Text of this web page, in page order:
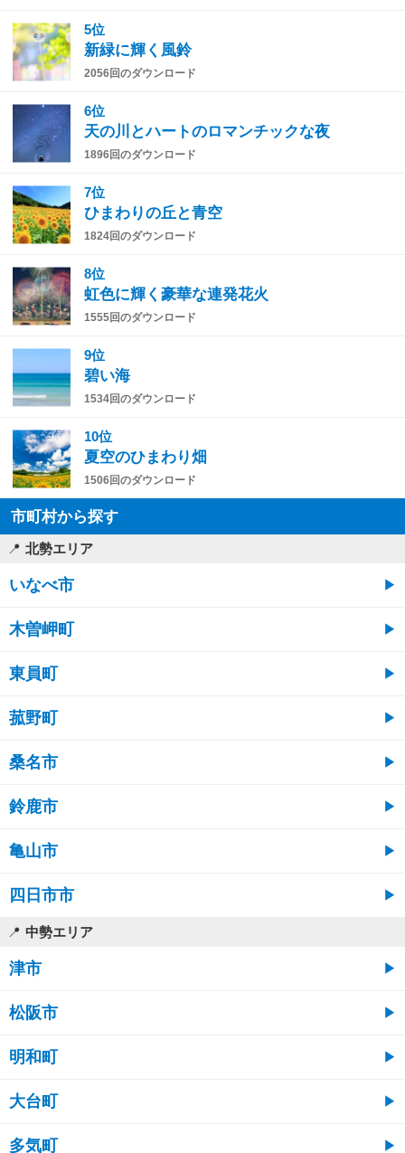
5位
新緑に輝く風鈴
2056回のダウンロード
6位
天の川とハートのロマンチックな夜
1896回のダウンロード
7位
ひまわりの丘と青空
1824回のダウンロード
8位
虹色に輝く豪華な連発花火
1555回のダウンロード
9位
碧い海
1534回のダウンロード
10位
夏空のひまわり畑
1506回のダウンロード
市町村から探す
北勢エリア
いなべ市
木曽岬町
東員町
菰野町
桑名市
鈴鹿市
亀山市
四日市市
中勢エリア
津市
松阪市
明和町
大台町
多気町